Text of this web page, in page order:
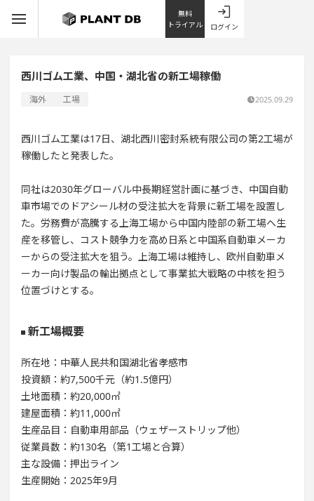
無料
トライアル
ログイン
西川ゴム工業、中国・湖北省の新工場稼働
海外 工場 2025.09.29
西川ゴム工業は17日、湖北西川密封系統有限公司の第2工場が
稼働したと発表した。
同社は2030年グローバル中長期経営計画に基づき、中国自動
車市場でのドアシール材の受注拡大を背景に新工場を設置し
た。労務費が高騰する上海工場から中国内陸部の新工場へ生
産を移管し、コスト競争力を高め日系と中国系自動車メーカ
ーからの受注拡大を狙う。上海工場は維持し、欧州自動車メ
ーカー向け製品の輸出拠点として事業拡大戦略の中核を担う
位置づけとする。
新工場概要
所在地：中華人民共和国湖北省孝感市
投資額：約7,500千元（約1.5億円）
土地面積：約20,000㎡
建屋面積：約11,000㎡
生産品目：自動車用部品（ウェザーストリップ他）
従業員数：約130名（第1工場と合算）
主な設備：押出ライン
生産開始：2025年9月